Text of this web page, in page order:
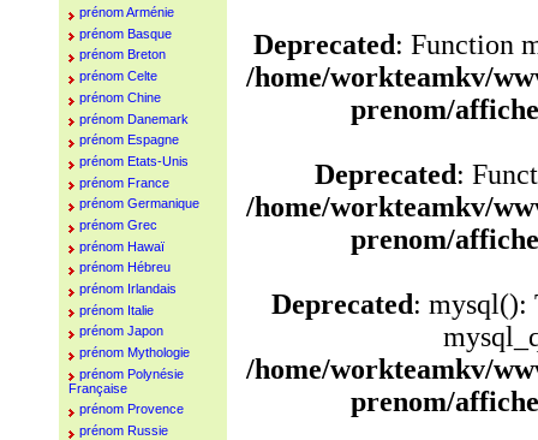
Deprecated: Function
/home/workteamkv/
prenom/
Deprecated:
/home/workteamkv/
prenom/
Deprecated: mysql():
/home/workteamkv/
prenom/
prénom Arménie
prénom Basque
prénom Breton
prénom Celte
prénom Chine
prénom Danemark
prénom Espagne
prénom Etats-Unis
prénom France
prénom Germanique
prénom Grec
prénom Hawaï
prénom Hébreu
prénom Irlandais
prénom Italie
prénom Japon
prénom Mythologie
prénom Polynésie
Française
prénom Provence
prénom Russie